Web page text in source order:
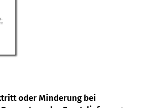
oder Minderung bei